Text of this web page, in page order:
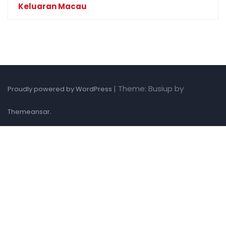
Keluaran Macau
Proudly powered by WordPress | Theme: Busiup by
Themeansar.